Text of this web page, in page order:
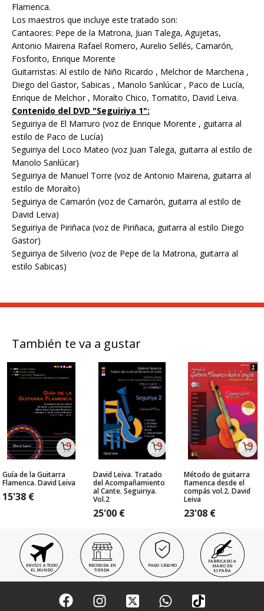
Flamenca.
Los maestros que incluye este tratado son:
Cantaores: Pepe de la Matrona, Juan Talega, Agujetas,
Antonio Mairena Rafael Romero, Aurelio Sellés, Camarón,
Fosforito, Enrique Morente
Guitarristas: Al estilo de Niño Ricardo , Melchor de Marchena ,
Diego del Gastor, Sabicas , Manolo Sanlúcar , Paco de Lucía,
Enrique de Melchor , Moraíto Chico, Tomatito, David Leiva.
Contenido del DVD "Seguiriya 1":
Seguiriya de El Marruro (voz de Enrique Morente , guitarra al
estilo de Paco de Lucía)
Seguiriya del Loco Mateo (voz Juan Talega, guitarra al estilo de
Manolo Sanlúcar)
Seguiriya de Manuel Torre (voz de Antonio Mairena, guitarra al
estilo de Moraíto)
Seguiriya de Camarón (voz de Camarón, guitarra al estilo de
David Leiva)
Seguiriya de Piriñaca (voz de Piriñaca, guitarra al estilo Diego
Gastor)
Seguiriya de Silverio (voz de Pepe de la Matrona, guitarra al
estilo Sabicas)
También te va a gustar
Guía de la Guitarra
Flamenca. David Leiva
15'38 €
David Leiva. Tratado
del Acompañamiento
al Cante. Seguiriya.
Vol.2
25'00 €
Método de guitarra
flamenca desde el
compás vol.2. David
Leiva
23'08 €
ENVÍOS A TODO
EL MUNDO
RECOGIDA EN
TIENDA
PAGO SEGURO
FABRICADO A
MANO EN
ESPAÑA